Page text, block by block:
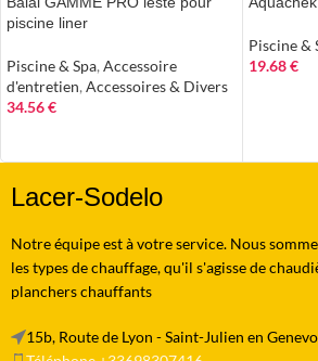
piscine liner
Piscine & Spa, Accessoire
d'entretien, Accessoires & Divers
34.56€
Piscine &
19.68€
Lacer-Sodelo
Notre équipe est à votre service. Nous
les types de chauffage, qu'il s'agisse de
planchers chauffants
15b, Route de Lyon - Saint-Julien en